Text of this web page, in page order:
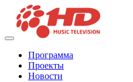
Программа
Проекты
Новости